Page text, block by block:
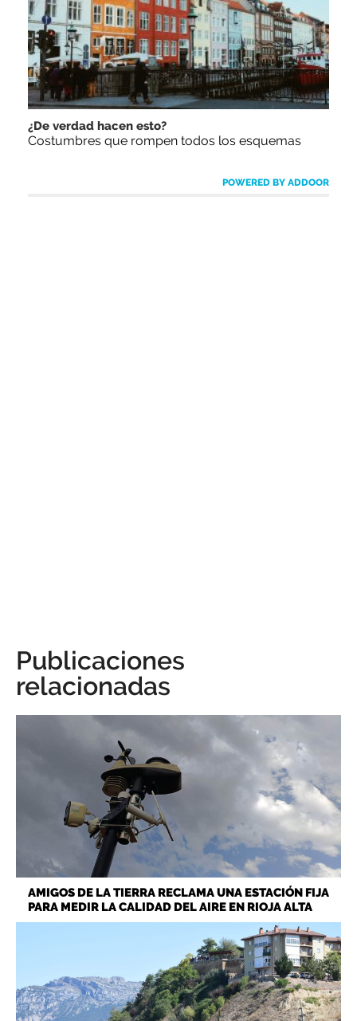
¿De verdad hacen esto?
Costumbres que rompen todos los esquemas
POWERED BY ADDOOR
Publicaciones
relacionadas
AMIGOS DE LA TIERRA RECLAMA UNA ESTACIÓN FIJA
PARA MEDIR LA CALIDAD DEL AIRE EN RIOJA ALTA